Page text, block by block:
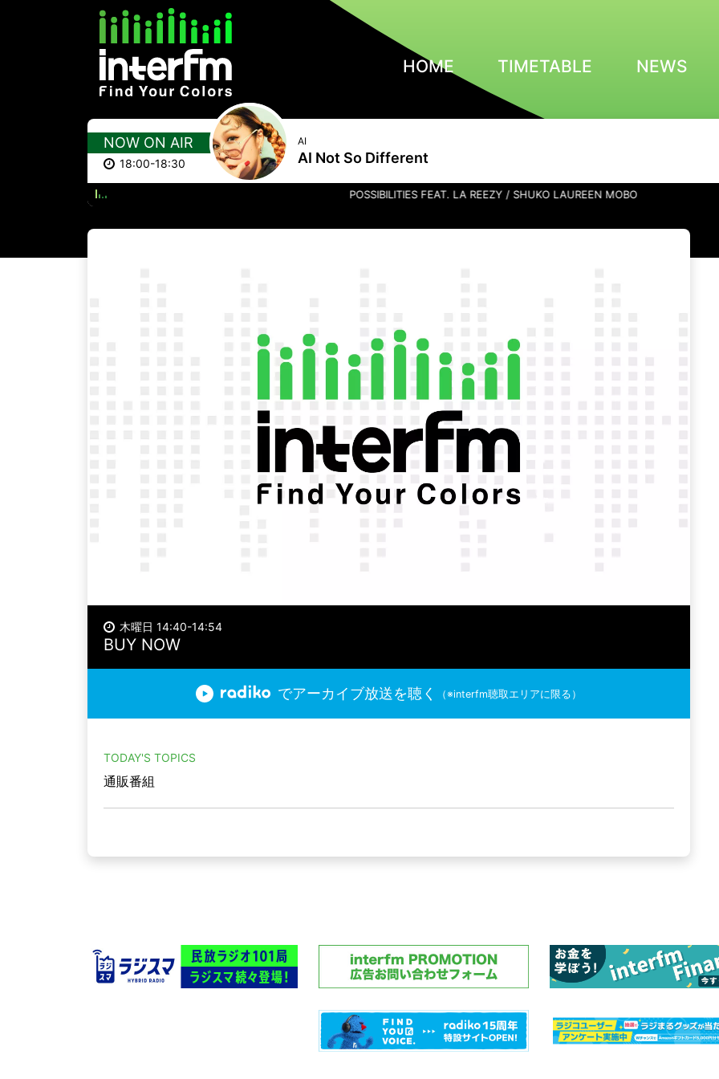
HOME TIMETABLE NEWS
NOW ON AIR
18:00-18:30
AI
AI Not So Different
POSSIBILITIES FEAT. LA REEZY / SHUKO LAUREEN MOBO
木曜日 14:40-14:54
BUY NOW
でアーカイブ放送を聴く （※interfm聴取エリアに限る）
TODAY'S TOPICS
通販番組